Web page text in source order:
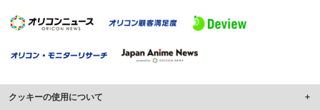
クッキーの使用について